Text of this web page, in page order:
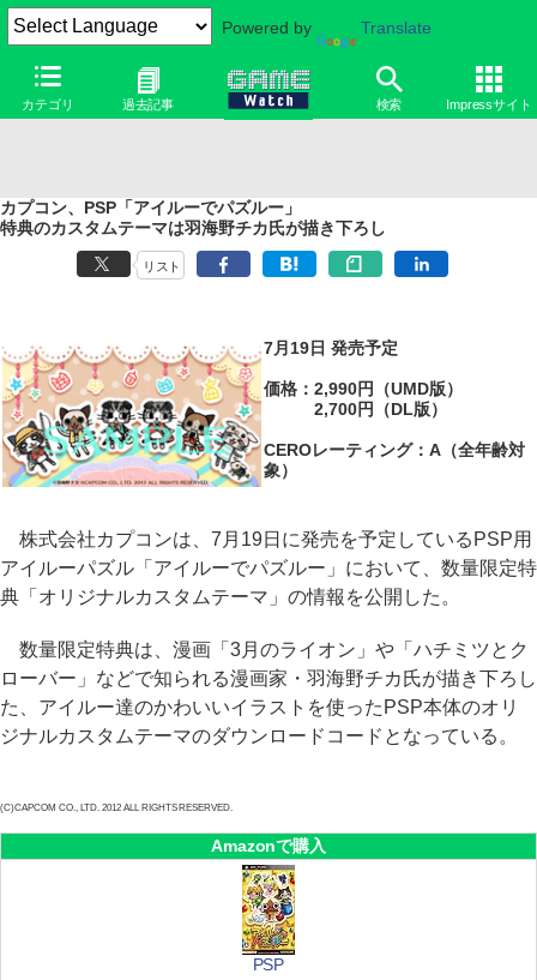
Powered by Translate
カテゴリ 過去記事 検索 Impressサイト
カプコン、PSP「アイルーでパズルー」
特典のカスタムテーマは羽海野チカ氏が描き下ろし
リスト
7月19日 発売予定
価格：2,990円（UMD版）
2,700円（DL版）
CEROレーティング：A（全年齢対
象）
株式会社カプコンは、7月19日に発売を予定しているPSP用
アイルーパズル「アイルーでパズルー」において、数量限定特
典「オリジナルカスタムテーマ」の情報を公開した。
数量限定特典は、漫画「3月のライオン」や「ハチミツとク
ローバー」などで知られる漫画家・羽海野チカ氏が描き下ろし
た、アイルー達のかわいいイラストを使ったPSP本体のオリ
ジナルカスタムテーマのダウンロードコードとなっている。
(C)CAPCOM CO., LTD. 2012 ALL RIGHTS RESERVED.
Amazonで購入
PSP